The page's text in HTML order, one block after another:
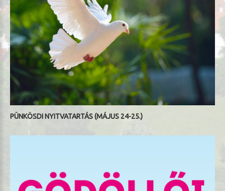
PÜNKÖSDI NYITVATARTÁS (MÁJUS 24-25.)